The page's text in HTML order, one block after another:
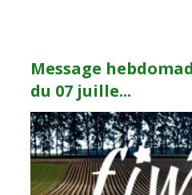
Message
du 07 juille...